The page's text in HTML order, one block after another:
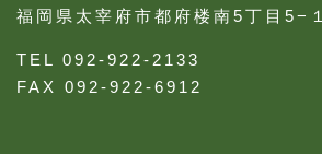
福岡県太宰府市都府楼南5丁目5−１
TEL 092-922-2133
FAX 092-922-6912